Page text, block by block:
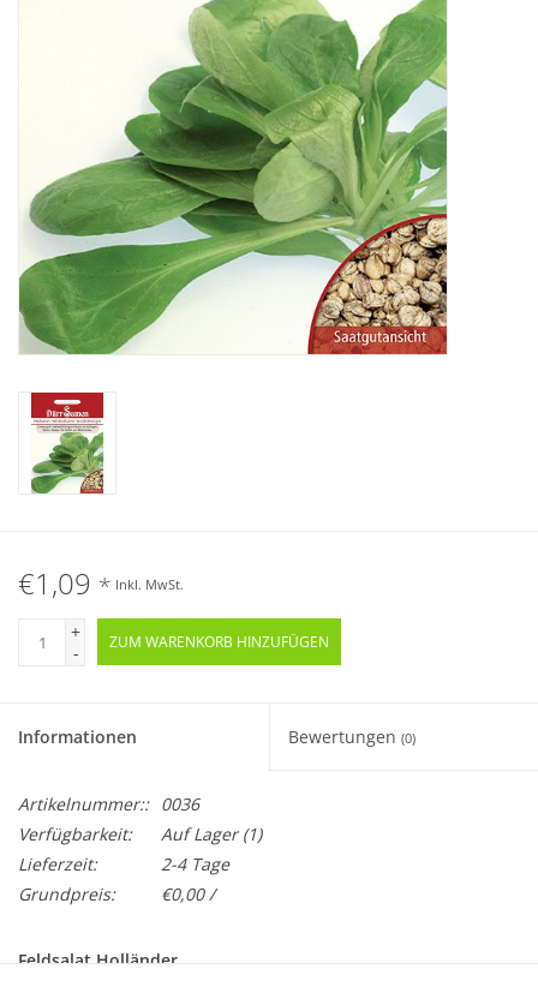
€1,09 * Inkl. MwSt.
+
-
ZUM WARENKORB HINZUFÜGEN
Informationen Bewertungen (0)
Artikelnummer:: 0036
Verfügbarkeit:
Auf Lager(1)
Lieferzeit:
2-4 Tage
Grundpreis:
€0,00 /
Feldsalat Holländer